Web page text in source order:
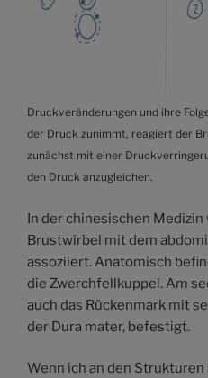
Druckveränderungen und ihre
der Druck zunimmt, reagiert der
zunächst mit einer
den Druck anzugleichen.
In der chinesischen
Brustwirbel mit dem
assoziiert. Anatomisch
die Zwerchfellkuppel. Am
auch das Rückenmark mit
der Dura mater, befestigt.
Wenn ich an den